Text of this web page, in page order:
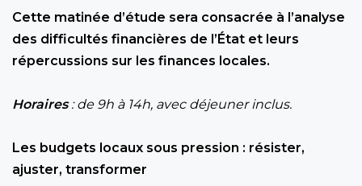
Cette matinée d’étude sera consacrée à l’analyse
des difficultés financières de l’État et leurs
répercussions sur les finances locales.
Horaires: de 9h à 14h, avec déjeuner inclus.
Les budgets locaux sous pression : résister,
ajuster, transformer